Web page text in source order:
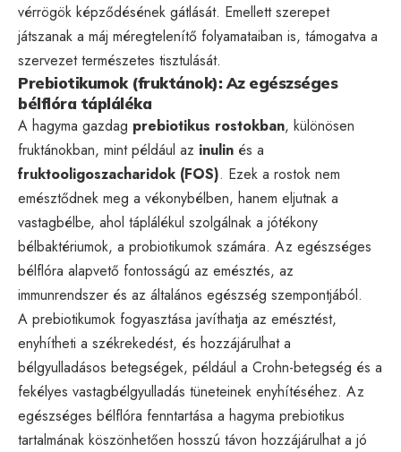
vérrögök képződésének gátlását. Emellett szerepet
játszanak a máj méregtelenítő folyamataiban is, támogatva a
szervezet természetes tisztulását.
Prebiotikumok (fruktánok): Az egészséges
bélflóra tápláléka
A hagyma gazdag prebiotikus rostokban, különösen
fruktánokban, mint például az inulin és a
fruktooligoszacharidok (FOS). Ezek a rostok nem
emésztődnek meg a vékonybélben, hanem eljutnak a
vastagbélbe, ahol táplálékul szolgálnak a jótékony
bélbaktériumok, a probiotikumok számára. Az egészséges
bélflóra alapvető fontosságú az emésztés, az
immunrendszer és az általános egészség szempontjából.
A prebiotikumok fogyasztása javíthatja az emésztést,
enyhítheti a székrekedést, és hozzájárulhat a
bélgyulladásos betegségek, például a Crohn-betegség és a
fekélyes vastagbélgyulladás tüneteinek enyhítéséhez. Az
egészséges bélflóra fenntartása a hagyma prebiotikus
tartalmának köszönhetően hosszú távon hozzájárulhat a jó